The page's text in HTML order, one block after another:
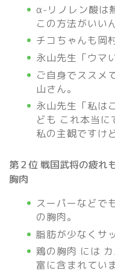
α-リノレン酸は
この方法がいい
チコちゃんも岡
永山先生「ウマ
ご自身でススメ
山さん。
永山先生「私は
ども これ本当
私の主観ですけ
第２位 戦国武将の疲れ
胸肉
スーパーなどで
の胸肉。
脂肪が少なくサ
鶏の胸肉 には
富に含まれてい